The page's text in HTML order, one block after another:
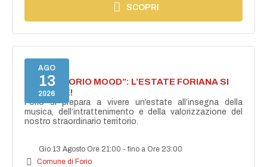
SCOPRI
AGO
13
2026
NASCE “FORIO MOOD”: L’ESTATE FORIANA SI
ACCENDE!
Forio si prepara a vivere un’estate all’insegna della
musica, dell’intrattenimento e della valorizzazione del
nostro straordinario territorio.
Gio 13 Agosto Ore 21:00 -fino a Ore 23:00
Comune di Forio